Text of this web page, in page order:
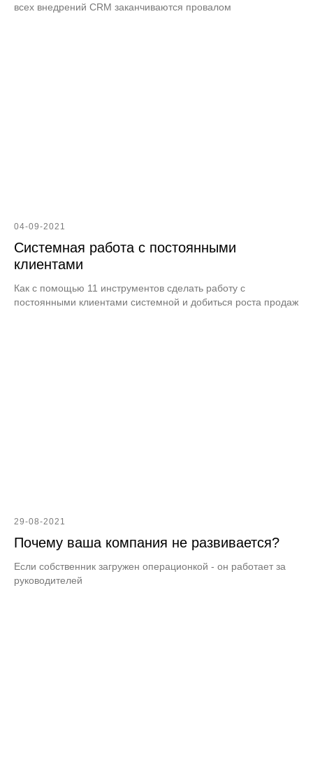
всех внедрений CRM заканчиваются провалом
04-09-2021
Системная работа с постоянными
клиентами
Как с помощью 11 инструментов сделать работу с
постоянными клиентами системной и добиться роста продаж
29-08-2021
Почему ваша компания не развивается?
Если собственник загружен операционкой - он работает за
руководителей